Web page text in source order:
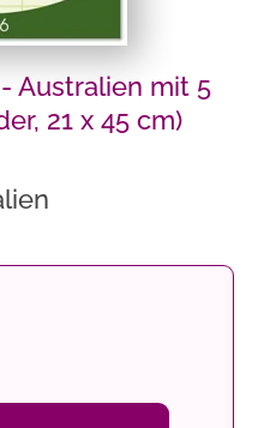
Australien mit 5
21 x 45 cm)